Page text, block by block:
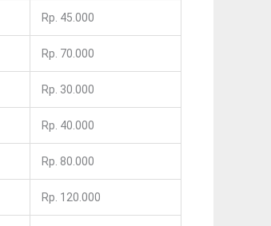
Rp. 45.000
Rp. 70.000
Rp. 30.000
Rp. 40.000
Rp. 80.000
Rp. 120.000